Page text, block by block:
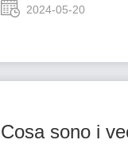
2024-05-20
Cosa sono i